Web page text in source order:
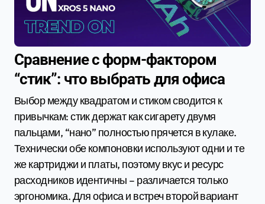
Сравнение с форм-фактором
“стик”: что выбрать для офиса
Выбор между квадратом и стиком сводится к
привычкам: стик держат как сигарету двумя
пальцами, “нано” полностью прячется в кулаке.
Технически обе компоновки используют одни и те
же картриджи и платы, поэтому вкус и ресурс
расходников идентичны – различается только
эргономика. Для офиса и встреч второй вариант